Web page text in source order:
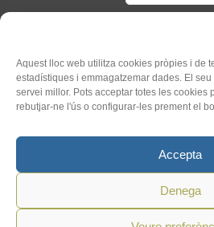
Aquest lloc web utilitza cookies pròpies i de
estadístiques i emmagatzemar dades. El
servei millor. Pots acceptar totes les cookies
rebutjar-ne l'ús o configurar-les prement el
Accepta
Denega
Accepto
l'Informació legal